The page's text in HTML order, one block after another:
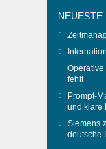
NEUESTE
Operative
fehlt
Prompt-
und klare
Siemens
deutsche